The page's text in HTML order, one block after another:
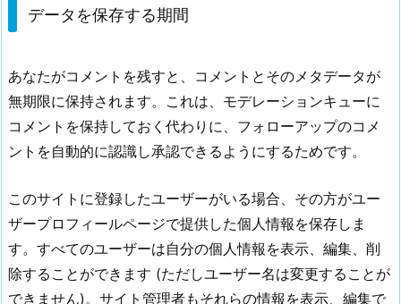
データを保存する期間
あなたがコメントを残すと、コメントとそのメタデータが
無期限に保持されます。これは、モデレーションキューに
コメントを保持しておく代わりに、フォローアップのコメ
ントを自動的に認識し承認できるようにするためです。
このサイトに登録したユーザーがいる場合、その方がユー
ザープロフィールページで提供した個人情報を保存しま
す。すべてのユーザーは自分の個人情報を表示、編集、削
除することができます (ただしユーザー名は変更することが
できません)。サイト管理者もそれらの情報を表示、編集で